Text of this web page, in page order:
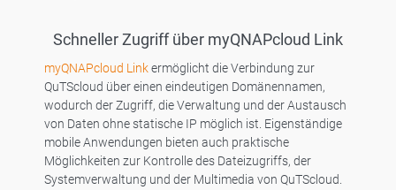
Schneller Zugriff über myQNAPcloud Link
myQNAPcloud Linkermöglicht die Verbindung zur
QuTScloud über einen eindeutigen Domänennamen,
wodurch der Zugriff, die Verwaltung und der Austausch
von Daten ohne statische IP möglich ist. Eigenständige
mobile Anwendungen bieten auch praktische
Möglichkeiten zur Kontrolle des Dateizugriffs, der
Systemverwaltung und der Multimedia von QuTScloud.